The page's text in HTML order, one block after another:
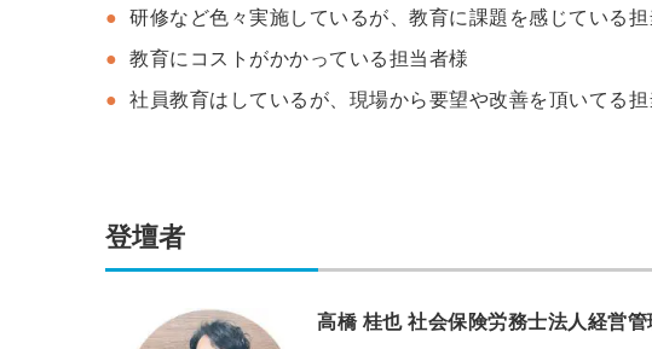
研修など色々実施しているが、教育に課題を感じている担
教育にコストがかかっている担当者様
社員教育はしているが、現場から要望や改善を頂いてる担
登壇者
高橋 桂也 社会保険労務士法人経営